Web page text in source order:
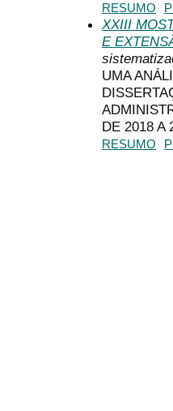
RESUMO
XXIII
E
UMA
DE 2018 A
RESUMO